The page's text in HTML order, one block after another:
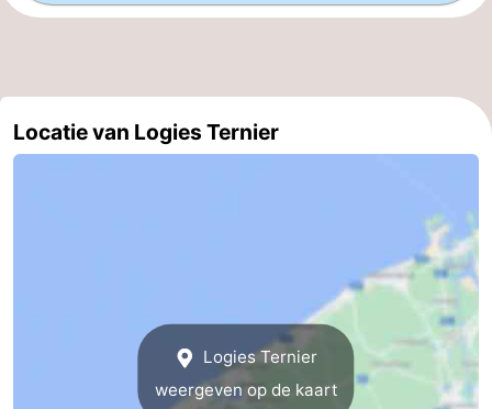
Wenduine
-
Oostende
-
Locatie van Logies Ternier
Logies Ternier
weergeven op de kaart